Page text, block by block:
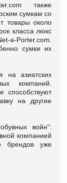
также
сумкам со
товары около
класса люкс
a-Porter.com.
сумки их
на азиатских
компаний.
способствуют
на другие
войн":
компанией
брендов уже